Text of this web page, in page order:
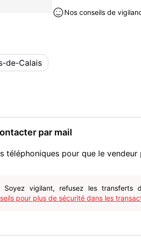
Cordialement.
Tablette à rénover à
Nos conseils de
de-Calais
par mail
téléphoniques pour que le vendeur
Soyez vigilant, refusez les transferts
pour plus de sécurité dans les